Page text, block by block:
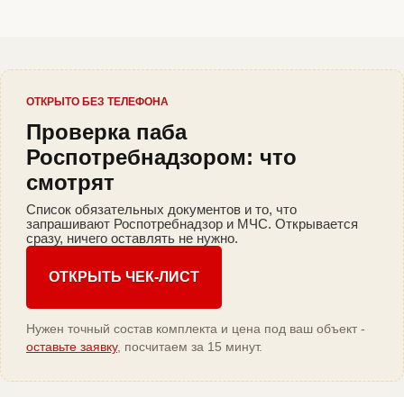
ОТКРЫТО БЕЗ ТЕЛЕФОНА
Проверка паба
Роспотребнадзором: что
смотрят
Список обязательных документов и то, что
запрашивают Роспотребнадзор и МЧС. Открывается
сразу, ничего оставлять не нужно.
ОТКРЫТЬ ЧЕК-ЛИСТ
Нужен точный состав комплекта и цена под ваш объект -
оставьте заявку, посчитаем за 15 минут.